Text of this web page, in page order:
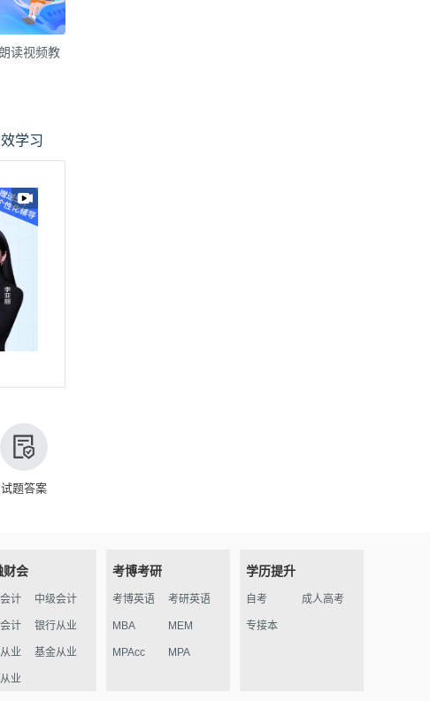
读视频教
学习
试题答案
财会
计 中级会计
计 银行从业
业 基金从业
业
考博考研
考博英语 考研英语
MBA MEM
MPAcc MPA
学历提升
自考 成人高考
专接本